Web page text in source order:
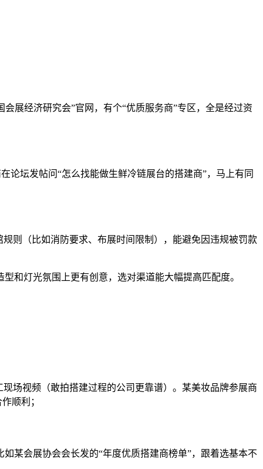
展经济研究会”官网，有个“优质服务商”专区，全是经过资
论坛发帖问“怎么找能做生鲜冷链展台的搭建商”，马上有同
则（比如消防要求、布展时间限制），能避免因违规被罚款
和灯光氛围上更有创意，选对渠道能大幅提高匹配度。
场视频（敢拍搭建过程的公司更靠谱）。某美妆品牌参展商
顺利；
某会展协会会长发的“年度优质搭建商榜单”，跟着选基本不